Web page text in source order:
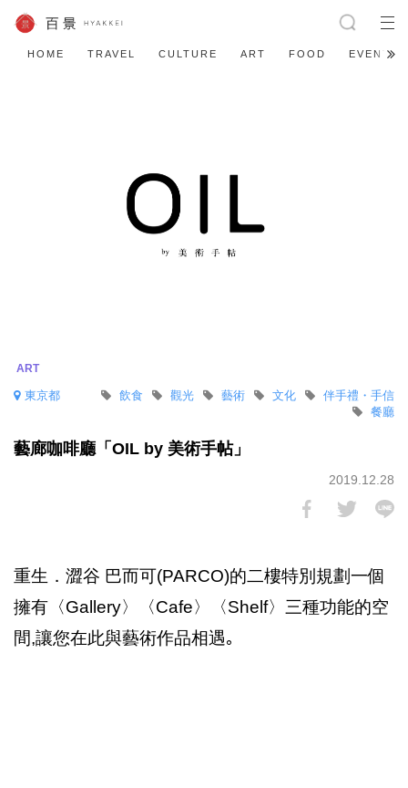
HOME TRAVEL CULTURE ART FOOD EVENT
東京都 伴手禮・手信
文化
藝術
觀光
飲食
餐廳
藝廊咖啡廳「OIL by 美術手帖」
2019.12.28
重生．澀谷 巴而可(PARCO)的二樓特別規劃一個
擁有〈Gallery〉〈Cafe〉〈Shelf〉三種功能的空
間,讓您在此與藝術作品相遇｡